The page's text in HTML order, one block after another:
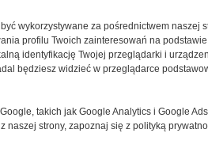
przeglądarki dotyczących
zaczną korzystać z naszego
się z naszą polityką
o cookies.
wykorzystywane za pośrednictwem naszej
profilu Twoich zainteresowań na
identyfikację Twojej przeglądarki i
będziesz widzieć w przeglądarce
takich jak Google Analytics i Google
naszej strony, zapoznaj się z polityką